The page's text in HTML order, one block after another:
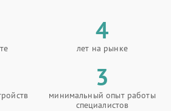
4
лет на рынке
3
минимальный опыт работы
специалистов